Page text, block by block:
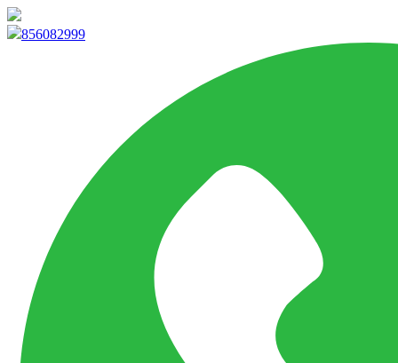
856082999